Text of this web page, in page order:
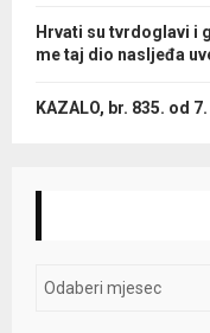
Hrvati su tvrdoglavi i
me taj dio nasljeđa
KAZALO, br. 835. od